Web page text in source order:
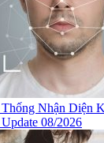
Nhận Diện
08/2026